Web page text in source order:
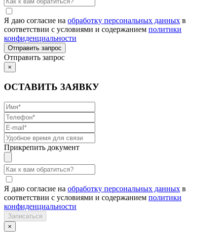
Я даю согласие на обработку персональных данных в
соответствии с условиями и содержанием политики
конфиденциальности
Отправить запрос
×
ОСТАВИТЬ ЗАЯВКУ
Прикрепить документ
Я даю согласие на обработку персональных данных в
соответствии с условиями и содержанием политики
конфиденциальности
×